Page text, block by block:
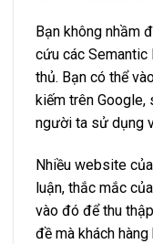
Bạn không nhầm
cứu các
thủ. Bạn có thể
kiếm trên
người ta sử dụng
Nhiều website
luận, thắc mắc
vào đó để thu
đề mà khách